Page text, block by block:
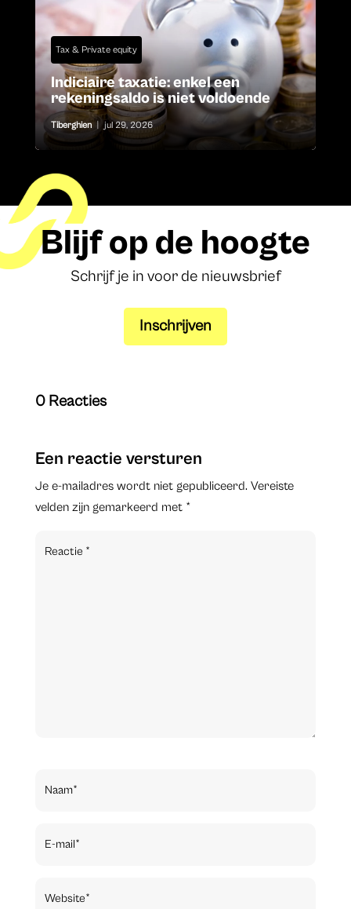
Tax & Private equity
Indiciaire taxatie: enkel een
rekeningsaldo is niet voldoende
Tiberghien jul 29, 2026
Blijf op de hoogte
Schrijf je in voor de nieuwsbrief
Inschrijven
0 Reacties
Een reactie versturen
Je e-mailadres wordt niet gepubliceerd. Vereiste
velden zijn gemarkeerd met *